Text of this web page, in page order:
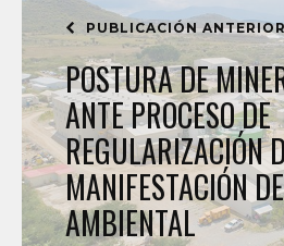
PUBLICACIÓN
POSTURA DE
ANTE PROCESO DE
REGULARIZACIÓN
MANIFESTACIÓN
AMBIENTAL